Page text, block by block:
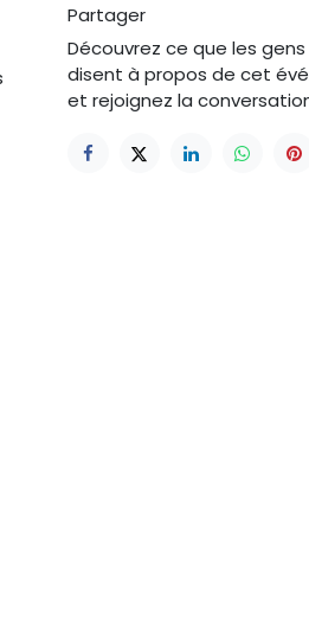
Partager
Découvrez ce que les
disent à propos de cet
et rejoignez la